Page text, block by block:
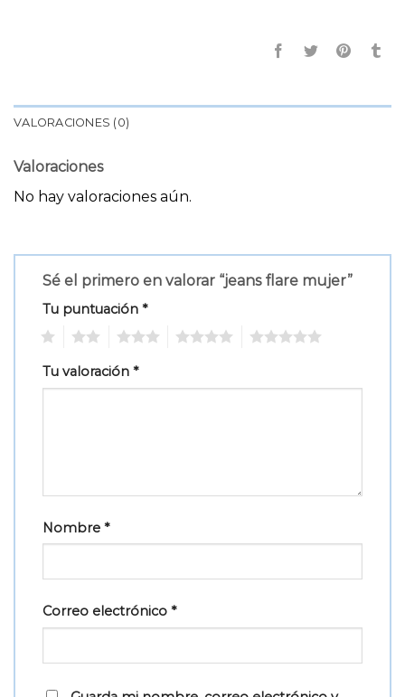
VALORACIONES (0)
Valoraciones
No hay valoraciones aún.
Sé el primero en valorar “jeans flare mujer”
Tu puntuación *
Tu valoración *
Nombre *
Correo electrónico *